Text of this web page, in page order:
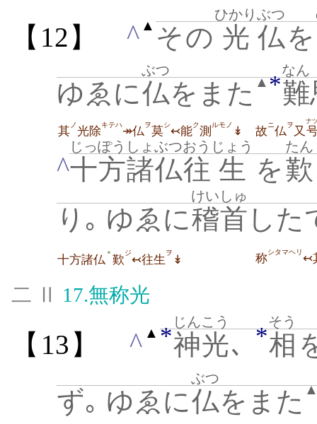
【12】 ^ ▲ その 光
ひかり
仏
ぶつ
を
ゆゑに仏
ぶつ
をまた ▲*難
なん
其 ノ光除キテハ↠仏ヲ莫シ↢能ク測 ルモノ ↡ 故 ニ仏ヲ 又
ナ
^十方
じっぽう
諸仏
しょぶつ
往
おう
生
じょう
を歎
たん
り｡ ゆゑに稽首
けいしゅ
した
十方諸仏 ＊ 歎ジ↢往生 ヲ ↡ 称シタマヘリ↢
二 Ⅱ 17.無称光
【13】 ^ ▲ *神光
じんこう
､ *相
そう
ず｡ ゆゑに仏
ぶつ
をまた